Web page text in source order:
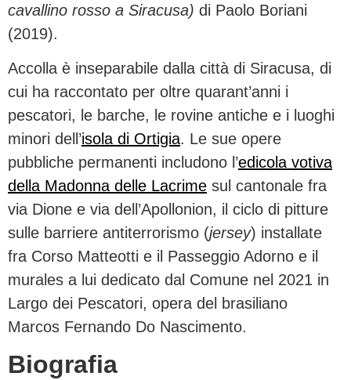
cavallino rosso a Siracusa) di Paolo Boriani
(2019).
Accolla è inseparabile dalla città di Siracusa, di
cui ha raccontato per oltre quarant’anni i
pescatori, le barche, le rovine antiche e i luoghi
minori dell’isola di Ortigia. Le sue opere
pubbliche permanenti includono l’edicola votiva
della Madonna delle Lacrime sul cantonale fra
via Dione e via dell’Apollonion, il ciclo di pitture
sulle barriere antiterrorismo (jersey) installate
fra Corso Matteotti e il Passeggio Adorno e il
murales a lui dedicato dal Comune nel 2021 in
Largo dei Pescatori, opera del brasiliano
Marcos Fernando Do Nascimento.
Biografia